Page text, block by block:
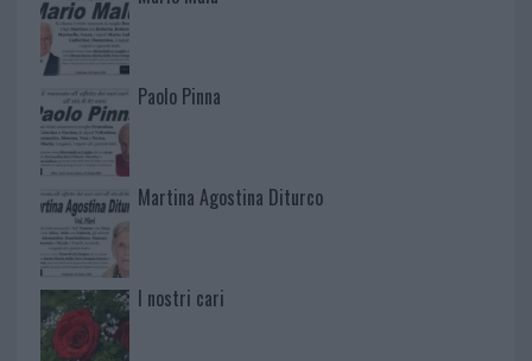
Paolo Pinna
Martina Agostina Diturco
I nostri cari